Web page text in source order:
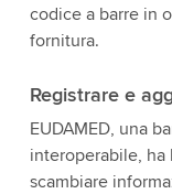
codice a barre in
fornitura.
Registrare e
EUDAMED, una
interoperabile, ha
scambiare